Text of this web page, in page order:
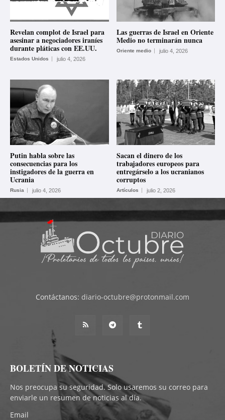
Revelan complot de Israel para
asesinar a negociadores iraníes
durante pláticas con EE.UU.
Estados Unidos julio 4, 2026
Las guerras de Israel en Oriente
Medio no terminarán nunca
Oriente medio julio 4, 2026
Putin habla sobre las
consecuencias para los
instigadores de la guerra en
Ucrania
Rusia julio 4, 2026
Sacan el dinero de los
trabajadores europeos para
entregárselo a los ucranianos
corruptos
Artículos julio 2, 2026
Contáctanos: diario-octubre@protonmail.com
BOLETÍN DE NOTICIAS
Nos preocupa su seguridad. Solo usaremos su correo para
enviarle un resumen de noticias al día.
Email